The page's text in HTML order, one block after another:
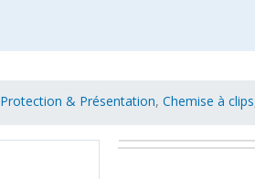
Protection & Présentation, Chemise à clips